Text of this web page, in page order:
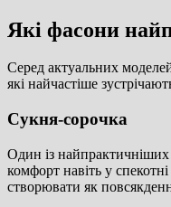
Які фасони
Серед актуальних
які найчастіше
Сукня-сорочка
Один із найпрактичніших
комфорт навіть у
створювати як